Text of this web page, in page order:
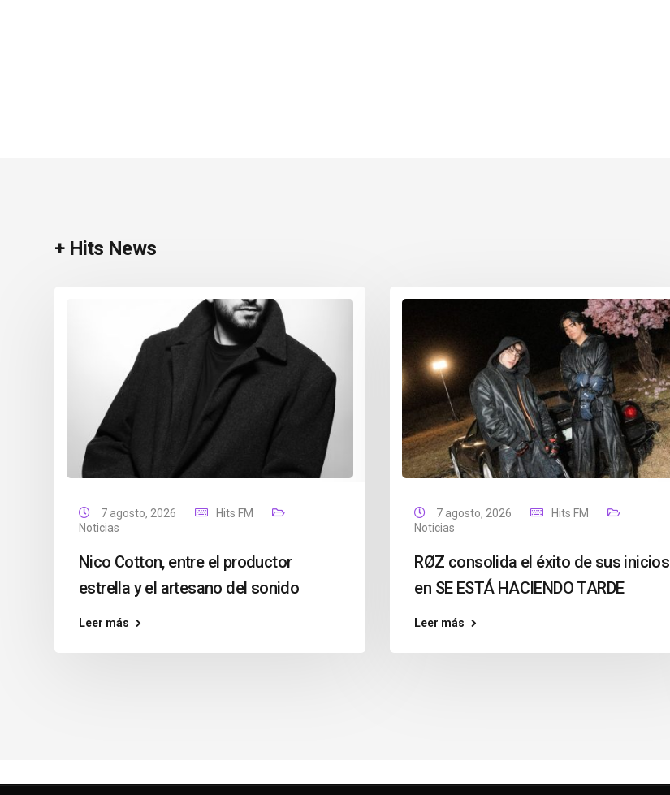
+ Hits News
7 agosto, 2026
Hits FM
Noticias
Nico Cotton, entre el productor
estrella y el artesano del sonido
Leer más
7 agosto, 2026
Hits FM
Noticias
RØZ consolida el éxito de sus inicios
en SE ESTÁ HACIENDO TARDE
Leer más